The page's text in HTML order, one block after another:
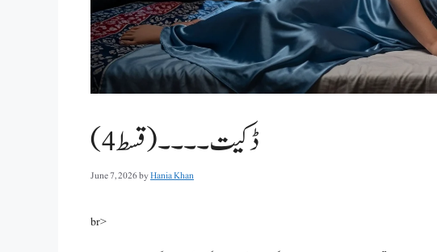
ڈکیت۔۔۔۔(قسط 4)
June 7, 2026byHania Khan
br>